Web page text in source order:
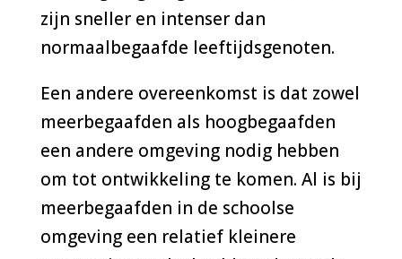
zijn sneller en intenser dan
normaalbegaafde leeftijdsgenoten.
Een andere overeenkomst is dat zowel
meerbegaafden als hoogbegaafden
een andere omgeving nodig hebben
om tot ontwikkeling te komen. Al is bij
meerbegaafden in de schoolse
omgeving een relatief kleinere